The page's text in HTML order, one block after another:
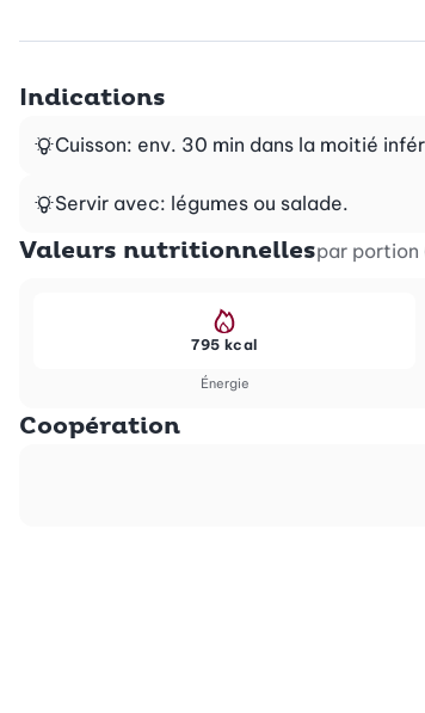
Indications
Cuisson: env. 30 min dans la moitié
Servir avec: légumes ou salade.
Valeurs nutritionnellespar portion
Énergie
795 kcal
Coopération